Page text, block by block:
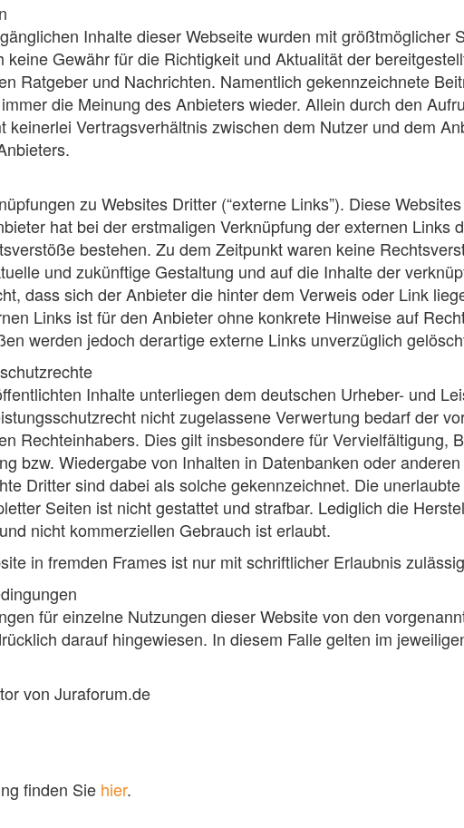
Inhalte dieser Webseite wurden mit größtmöglicher
keine Gewähr für die Richtigkeit und Aktualität der
Ratgeber und Nachrichten. Namentlich gekennzeichnete
die Meinung des Anbieters wieder. Allein durch den
keinerlei Vertragsverhältnis zwischen dem Nutzer und dem
zu Websites Dritter (“externe Links”). Diese
hat bei der erstmaligen Verknüpfung der externen Links
bestehen. Zu dem Zeitpunkt waren keine
und zukünftige Gestaltung und auf die Inhalte der
dass sich der Anbieter die hinter dem Verweis oder Link
Links ist für den Anbieter ohne konkrete Hinweise auf
werden jedoch derartige externe Links unverzüglich
Inhalte unterliegen dem deutschen Urheber- und
nicht zugelassene Verwertung bedarf der
Rechteinhabers. Dies gilt insbesondere für Vervielfältigung,
bzw. Wiedergabe von Inhalten in Datenbanken oder
Dritter sind dabei als solche gekennzeichnet. Die
Seiten ist nicht gestattet und strafbar. Lediglich die
nicht kommerziellen Gebrauch ist erlaubt.
in fremden Frames ist nur mit schriftlicher Erlaubnis
für einzelne Nutzungen dieser Website von den
darauf hingewiesen. In diesem Falle gelten im
von Juraforum.de
finden Sie hier.